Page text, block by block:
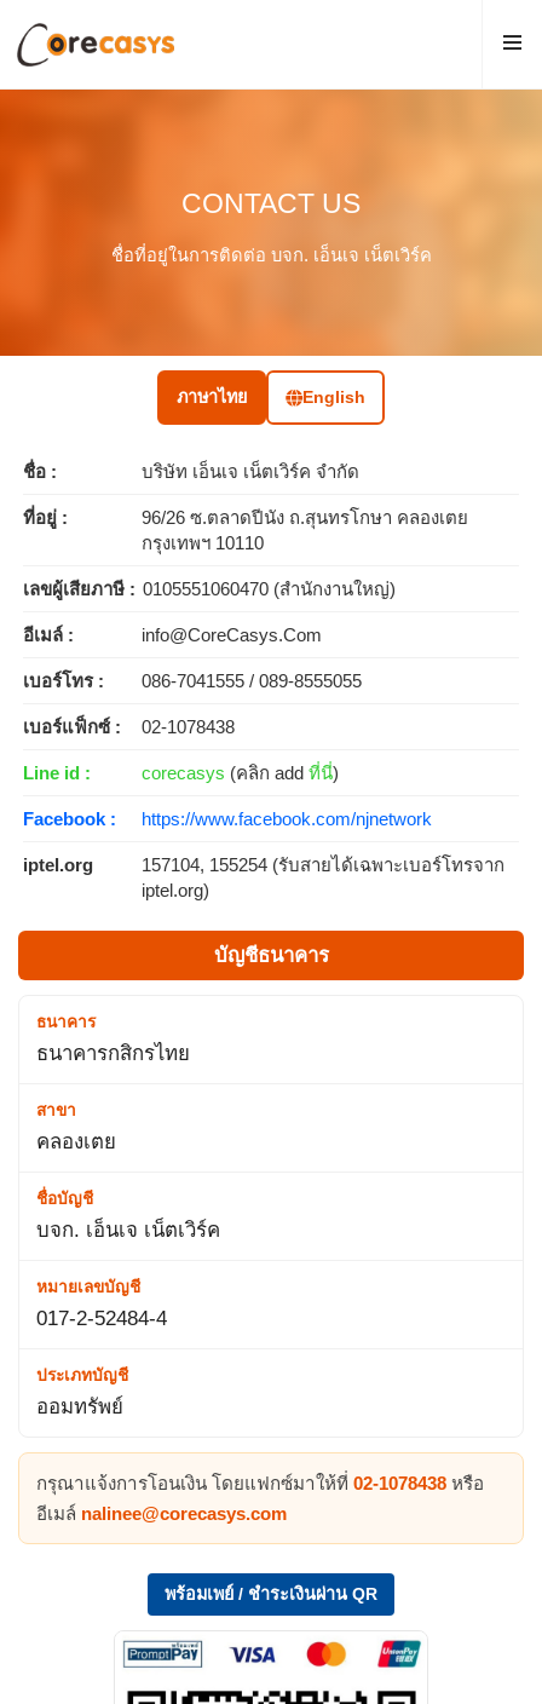
CONTACT US
ชื่อที่อยู่ในการติดต่อ บจก. เอ็นเจ เน็ตเวิร์ค
ภาษาไทย English
ชื่อ : บริษัท เอ็นเจ เน็ตเวิร์ค จำกัด
ที่อยู่ :
96/26 ซ.ตลาดปีนัง ถ.สุนทรโกษา คลองเตย
กรุงเทพฯ 10110
เลขผู้เสียภาษี : 0105551060470 (สำนักงานใหญ่)
อีเมล์ : info@CoreCasys.Com
เบอร์โทร : 086-7041555 / 089-8555055
เบอร์แฟ็กซ์ : 02-1078438
Line id : corecasys (คลิก add ที่นี่)
Facebook : https://www.facebook.com/njnetwork
iptel.org
157104, 155254 (รับสายได้เฉพาะเบอร์โทรจาก
iptel.org)
บัญชีธนาคาร
ธนาคาร
ธนาคารกสิกรไทย
สาขา
คลองเตย
ชื่อบัญชี
บจก. เอ็นเจ เน็ตเวิร์ค
หมายเลขบัญชี
017-2-52484-4
ประเภทบัญชี
ออมทรัพย์
กรุณาแจ้งการโอนเงิน โดยแฟกซ์มาให้ที่ 02-1078438 หรือ
อีเมล์ nalinee@corecasys.com
พร้อมเพย์ / ชำระเงินผ่าน QR